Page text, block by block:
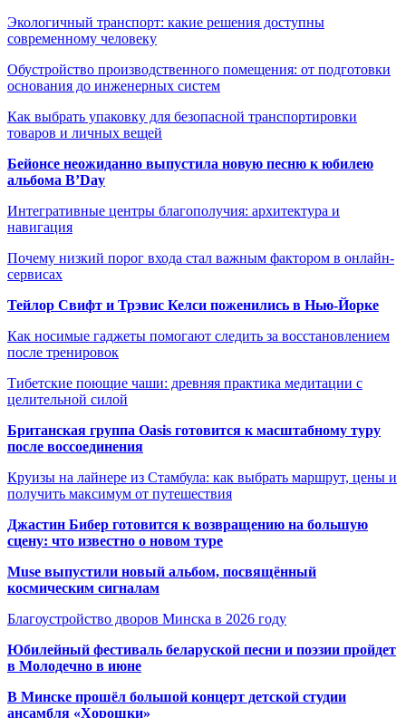
Экологичный транспорт: какие решения доступны
современному человеку
Обустройство производственного помещения: от подготовки
основания до инженерных систем
Как выбрать упаковку для безопасной транспортировки
товаров и личных вещей
Бейонсе неожиданно выпустила новую песню к юбилею
альбома B’Day
Интегративные центры благополучия: архитектура и
навигация
Почему низкий порог входа стал важным фактором в онлайн-
сервисах
Тейлор Свифт и Трэвис Келси поженились в Нью-Йорке
Как носимые гаджеты помогают следить за восстановлением
после тренировок
Тибетские поющие чаши: древняя практика медитации с
целительной силой
Британская группа Oasis готовится к масштабному туру
после воссоединения
Круизы на лайнере из Стамбула: как выбрать маршрут, цены и
получить максимум от путешествия
Джастин Бибер готовится к возвращению на большую
сцену: что известно о новом туре
Muse выпустили новый альбом, посвящённый
космическим сигналам
Благоустройство дворов Минска в 2026 году
Юбилейный фестиваль беларуской песни и поэзии пройдет
в Молодечно в июне
В Минске прошёл большой концерт детской студии
ансамбля «Хорошки»